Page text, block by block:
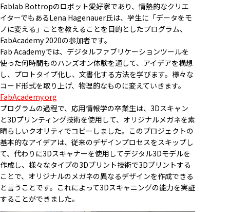
Fablab Bottropのロボット愛好家であり、情熱的なクリエ
イターでもあるLena Hagenauer氏は、学生に「データをモ
ノに変える」ことを教えることを目的としたプログラム、
FabAcademy 2020の参加者です。
Fab Academyでは、デジタルファブリケーションツールを
使った何時間ものハンズオン体験を通して、アイデアを構想
し、プロトタイプ化し、文書化する方法を学びます。様々な
コード形式を取り上げ、物理的なものに変えていきます。
FabAcademy.org
プログラムの過程で、応用情報学の卒業生は、3Dスキャン
と3Dプリンティング技術を使用して、オリジナルメガネを素
晴らしいクオリティでコピーしました。このプロジェクトの
基本的なアイデアは、従来のデザインプロセスをスキップし
て、代わりに3Dスキャナーを使用してデジタル3Dモデルを
作成し、様々なタイプの3Dプリント技術で3Dプリントする
ことで、オリジナルのメガネの異なるデザインを作成できる
と言うことです。これによって3Dスキャニングの能力を実証
することができました。